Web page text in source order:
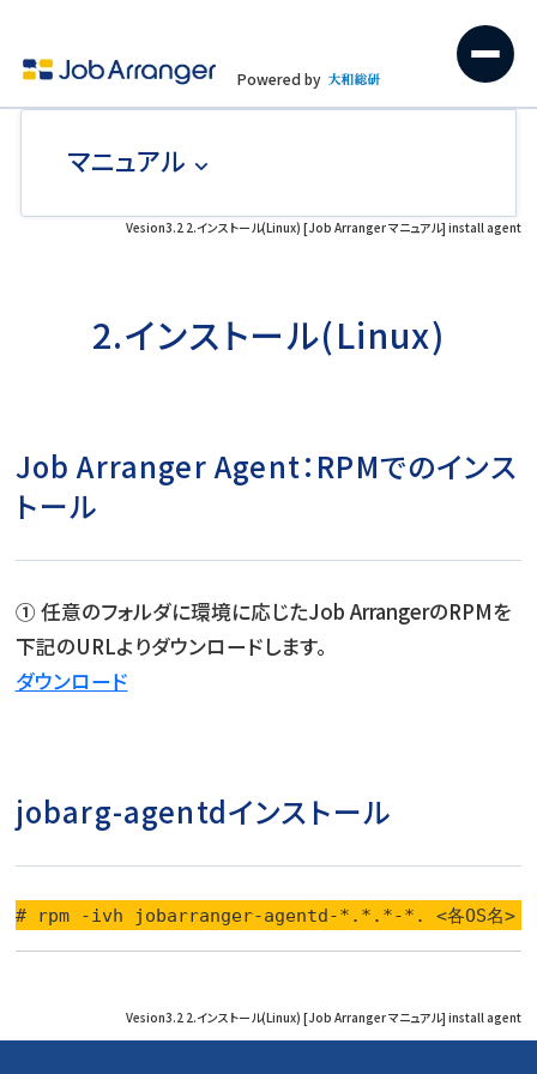
Powered by
マニュアル
Vesion3.2 2.インストール(Linux) [Job Arranger マニュアル] install agent
2.インストール(Linux)
Job Arranger Agent：RPMでのインス
トール
① 任意のフォルダに環境に応じたJob ArrangerのRPMを
下記のURLよりダウンロードします。
ダウンロード
jobarg-agentdインストール
# rpm -ivh jobarranger-agentd-*.*.*-*. <各OS名> . <
Vesion3.2 2.インストール(Linux) [Job Arranger マニュアル] install agent